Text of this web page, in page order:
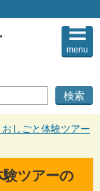
menu
しごと体験ツアー
ツアーの